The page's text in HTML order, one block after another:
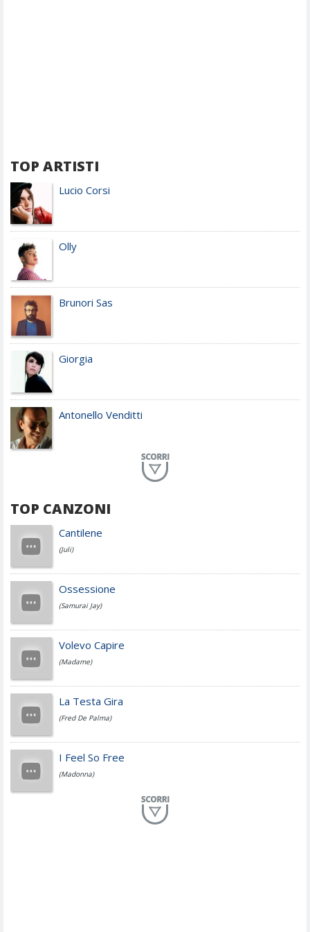
TOP ARTISTI
Lucio Corsi
Olly
Brunori Sas
Giorgia
Antonello Venditti
Achille Lauro
Cesare Cremonini
Jovanotti
Fedez
Simone Cristicchi
TOP CANZONI
Cantilene
(Juli)
Ossessione
(Samurai Jay)
Volevo Capire
(Madame)
La Testa Gira
(Fred De Palma)
I Feel So Free
(Madonna)